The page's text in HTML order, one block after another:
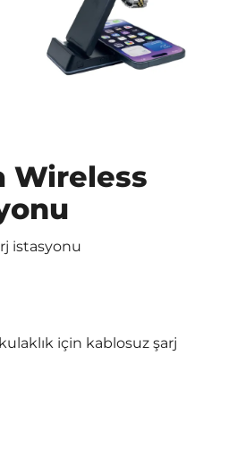
Wireless
istasyonu
için kablosuz şarj